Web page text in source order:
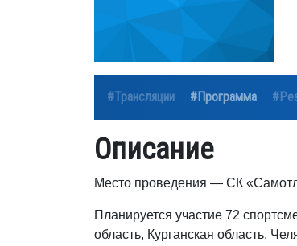
#Трансляции #Программа
Описание
Место проведения — СК
Планируется участие 72
область, Курганская область,